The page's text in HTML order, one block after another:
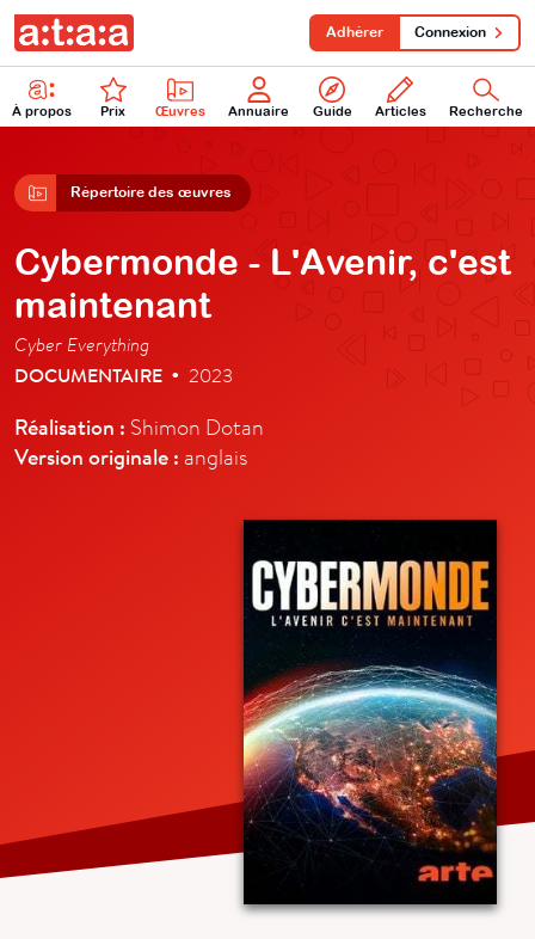
À propos Prix Œuvres Annuaire Guide Articles Recherche
Adhérer Connexion
Répertoire des œuvres
Cybermonde - L'Avenir, c'est
maintenant
Cyber Everything
DOCUMENTAIRE • 2023
Réalisation : Shimon Dotan
Version originale : anglais